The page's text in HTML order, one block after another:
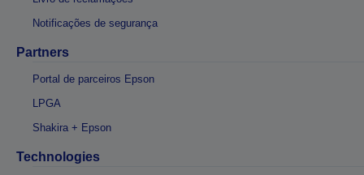
Notificações de segurança
Partners
Portal de parceiros Epson
LPGA
Shakira + Epson
Technologies